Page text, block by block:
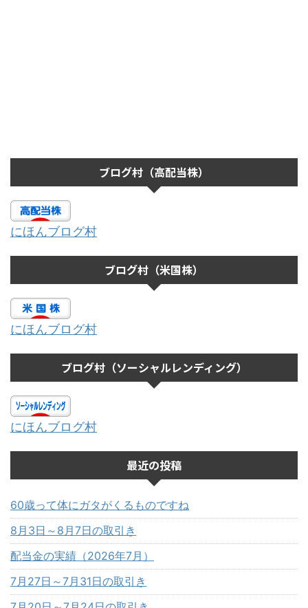
ブログ村（高配当株）
にほんブログ村
ブログ村（米国株）
にほんブログ村
ブログ村（ソーシャルレンディング）
にほんブログ村
最近の投稿
60歳って体にガタがくるものですね
8月3日～8月7日の取引き
配当金の実績（2026年7月）
7月27日～7月31日の取引き